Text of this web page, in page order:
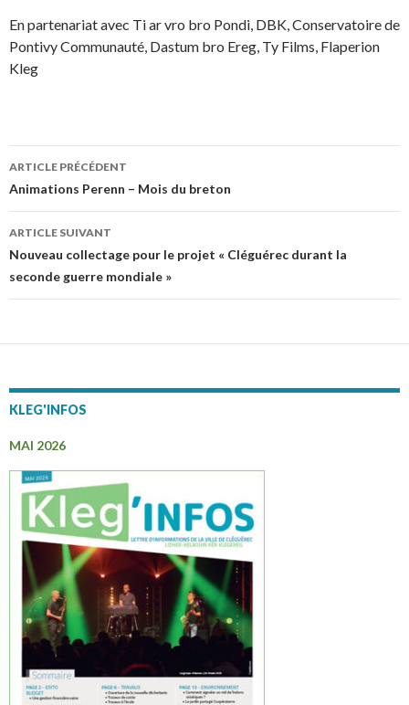
En partenariat avec Ti ar vro bro Pondi, DBK, Conservatoire de
Pontivy Communauté, Dastum bro Ereg, Ty Films, Flaperion
Kleg
Navigation
des
articles
ARTICLE PRÉCÉDENT
Animations Perenn – Mois du breton
ARTICLE SUIVANT
Nouveau collectage pour le projet « Cléguérec durant la
seconde guerre mondiale »
KLEG'INFOS
MAI 2026